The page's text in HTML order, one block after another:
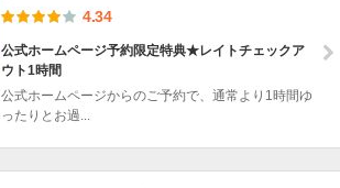
4.34
公式ホームページ予約限定特典★レイトチェックア
ウト1時間
公式ホームページからのご予約で、通常より1時間ゆ
ったりとお過...